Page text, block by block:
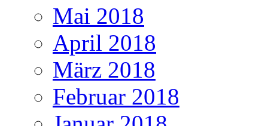
Mai 2018
April 2018
März 2018
Februar 2018